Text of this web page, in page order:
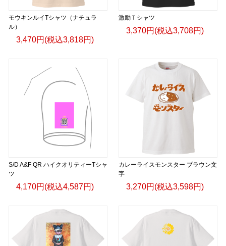
モウキンルイTシャツ（ナチュラ
ル）
3,470円(税込3,818円)
激励Ｔシャツ
3,370円(税込3,708円)
S/D A&F QR ハイクオリティーTシャ
ツ
4,170円(税込4,587円)
カレーライスモンスター ブラウン文
字
3,270円(税込3,598円)